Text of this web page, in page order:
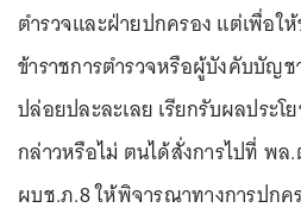
ตำรวจและฝ่ายปกครอง แต่เพื่อใ
ข้าราชการตำรวจหรือผู้บังคับบัญช
ปล่อยปละละเลย เรียกรับผลประ
กล่าวหรือไม่ ตนได้สั่งการไปที่ พ
ผบช.ภ.8 ให้พิจารณาทางการปกค